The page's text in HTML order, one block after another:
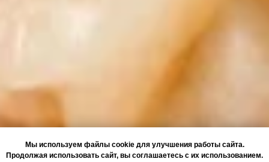
Мы используем файлы cookie для улучшения работы сайта.
Продолжая использовать сайт, вы соглашаетесь с их использованием.